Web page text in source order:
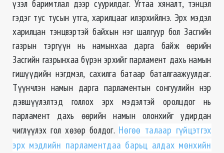
үзэл баримтлал дээр суурилдаг. Угтаа хяналт, тэнцэл
гэдэг тус тусын утга, харилцааг илэрхийлнэ. Эрх мэдэл
харилцан тэнцвэртэй байхын нэг шалгуур бол Засгийн
газрын тэргүүн нь намынхаа дарга байж өөрийн
Засгийн газрынхаа бүрэн эрхийг парламент дахь намын
гишүүдийн нэгдмэл, сахилга батаар баталгаажуулдаг.
Түүнчлэн намын дарга парламентын сонгуулийн нэр
дэвшүүлэлтэд голлох эрх мэдэлтэй оролцдог нь
парламент дахь өөрийн намын олонхийг удирдан
чиглүүлэх гол хөзөр болдог. Нөгөө талаар гүйцэтгэх
эрх мэдлийн парламентдаа барьц алдах мөнхийн